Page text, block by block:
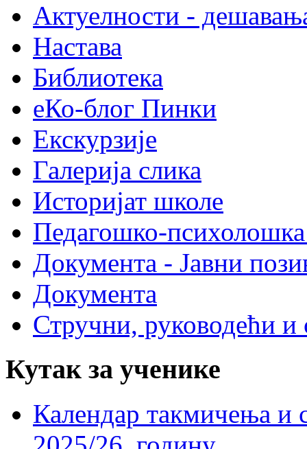
Актуелности -
Настава
Библиотека
еКо-блог Пинки
Екскурзије
Галерија слика
Историјат школе
Педагошко-психолошка
Документа - Јавни
Документа
Стручни, руководећи и
Кутак за ученике
Календар такмичења